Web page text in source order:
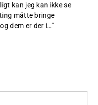
kan jeg kan ikke se
måtte bringe
dem er der i…”